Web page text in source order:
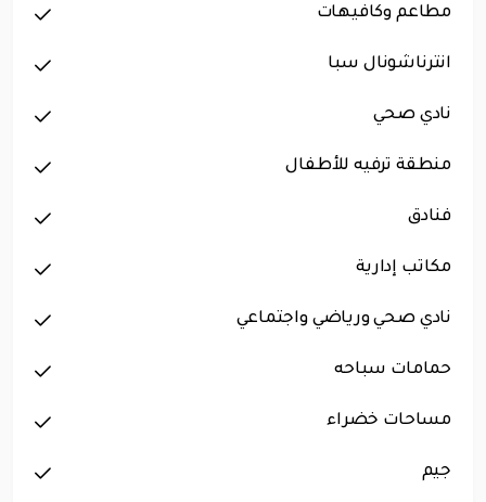
مطاعم وكافيهات
انترناشونال سبا
نادي صحي
منطقة ترفيه للأطفال
فنادق
مكاتب إدارية
نادي صحي ورياضي واجتماعي
حمامات سباحه
مساحات خضراء
جيم